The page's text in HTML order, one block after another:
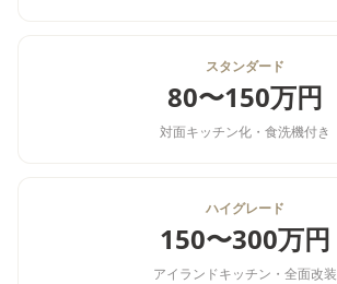
スタンダード
80〜150万円
対面キッチン化・食洗機付き
ハイグレード
150〜300万円
アイランドキッチン・全面改装